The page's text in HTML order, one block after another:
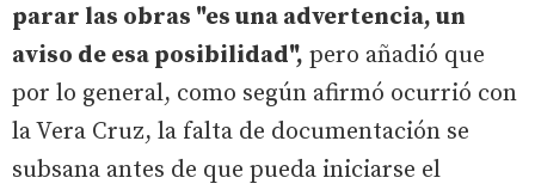
parar las obras "es una advertencia, un
aviso de esa posibilidad", pero añadió que
por lo general, como según afirmó ocurrió con
la Vera Cruz, la falta de documentación se
subsana antes de que pueda iniciarse el